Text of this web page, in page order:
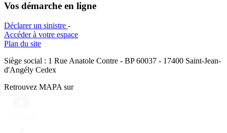
Vos démarche en ligne
Déclarer un sinistre -
Accéder à votre espace
Plan du site
Siège social : 1 Rue Anatole Contre - BP 60037 - 17400 Saint-Jean-
d'Angély Cedex
Retrouvez MAPA sur